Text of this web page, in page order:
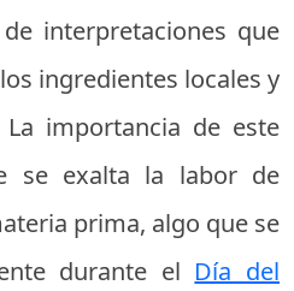
interpretaciones que
ingredientes locales y
importancia de este
se exalta la labor de
prima, algo que se
durante el Día del